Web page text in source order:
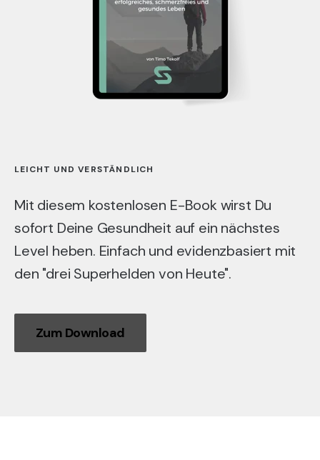
LEICHT UND VERSTÄNDLICH
Mit diesem kostenlosen E-Book wirst Du
sofort Deine Gesundheit auf ein nächstes
Level heben. Einfach und evidenzbasiert mit
den "drei Superhelden von Heute".
Zum Download